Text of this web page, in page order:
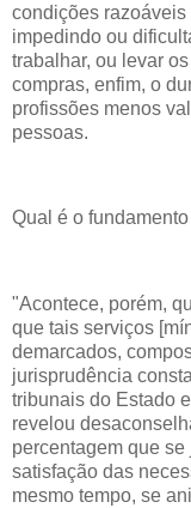
condições
impedindo ou
trabalhar, ou levar
compras, enfim, o
profissões menos
pessoas.
Qual é o
"Acontece, porém,
que tais serviços
demarcados,
jurisprudência
tribunais do Estado
revelou
percentagem que
satisfação das
mesmo tempo, se